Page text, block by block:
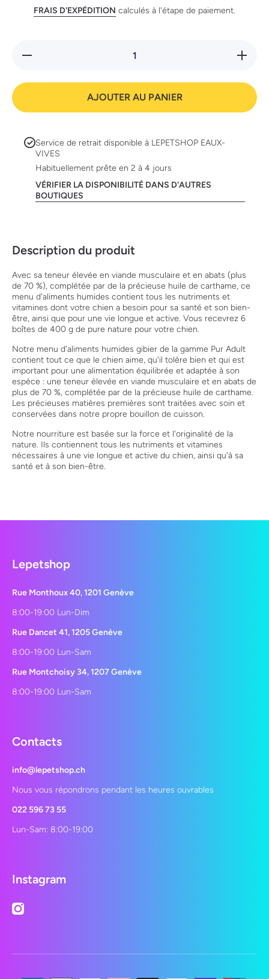
FRAIS D'EXPÉDITION calculés à l'étape de paiement.
Réduire la
carthame
400g
la
Canine
Adult
gibier
AJOUTER AU PANIER
Service de retrait disponible à LEPETSHOP EAUX-
VIVES
Habituellement prête en 2 à 4 jours
VÉRIFIER LA DISPONIBILITÉ DANS D'AUTRES
BOUTIQUES
Description du produit
Avec sa teneur élevée en viande musculaire et en abats (plus
de 70 %), complétée par de la précieuse huile de carthame, ce
menu d'aliments humides contient tous les nutriments et
vitamines dont votre chien a besoin pour sa santé et son bien-
être, ainsi que pour une vie longue et active. Vous recevrez 6
boîtes de 400 g de pure nature pour votre chien.
Notre menu d'aliments humides gibier de la gamme Pur Adult
contient tout ce que le chien aime, qu'il tolère bien et qui est
important pour une alimentation équilibrée et adaptée à son
espèce : une teneur élevée en viande musculaire et en abats de
plus de 70 %, complétée par de la précieuse huile de carthame.
Les précieuses matières premières sont traitées avec soin et
conservées dans notre propre bouillon de cuisson.
Notre nourriture est basée sur la force et l'originalité de la
nature. Ils contiennent tous les nutriments et vitamines
nécessaires à une vie longue et active du chien, ainsi qu'à sa
santé et à son bien-être.
Lepetshop
Rue Monthoux 40, 1201 Genève
8:00-19:00 Lun-Dim
Rue Dancet 41, 1205 Genève
8:00-19:00 Lun-Sam
Rue Montchoisy 34, 1207 Genève
8:00-19:00 Lun-Sam
Contacts
info@lepetshop.ch
Nous vous répondrons pendant les heures ouvrables
022 596 73 55
Lun-Sam: 8:00-19:00
Instagram
instagramcom/lepetshopch/